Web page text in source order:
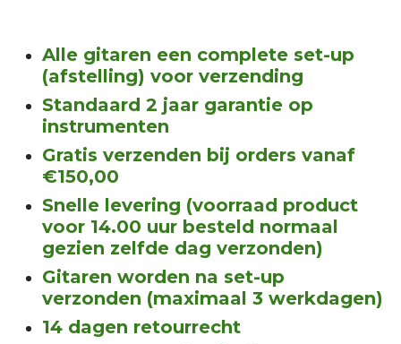
Alle gitaren een complete set-up
(afstelling) voor verzending
Standaard 2 jaar garantie op
instrumenten
Gratis verzenden bij orders vanaf
€150,00
Snelle levering (voorraad product
voor 14.00 uur besteld normaal
gezien zelfde dag verzonden)
Gitaren worden na set-up
verzonden (maximaal 3 werkdagen)
14 dagen retourrecht